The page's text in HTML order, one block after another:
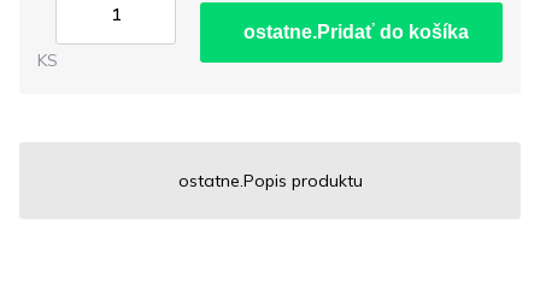
KS
ostatne.Pridať do košíka
ostatne.Popis produktu